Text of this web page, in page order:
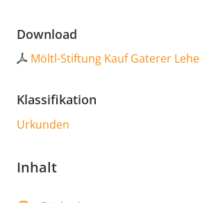
Download
Möltl-Stiftung Kauf Gaterer
Klassifikation
Urkunden
Inhalt